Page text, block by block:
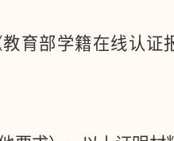
育部学籍在线认证